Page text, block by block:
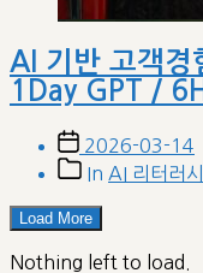
AI 기반 고객경
1Day GPT /
Post
date
2026-03-14
PostIn AI 리터러시
Load More
Nothing left to load.